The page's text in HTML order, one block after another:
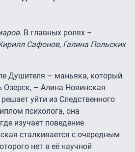
В главных ролях –
Сафонов, Галина Польских
Душителя – маньяка, который
Озерск, – Алина Новинская
уйти из Следственного
психолога, она
изучает поведение
сталкивается с очередным
нет в её научной